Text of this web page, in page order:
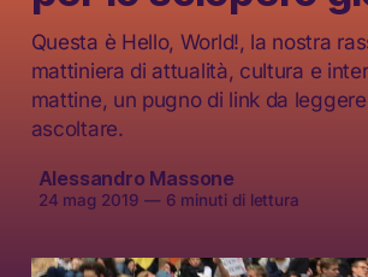
Questa è Hello, World!, la nostra
mattiniera di attualità, cultura e
mattine, un pugno di link da
ascoltare.
Alessandro Massone
24 mag 2019 —6 minuti di lettura